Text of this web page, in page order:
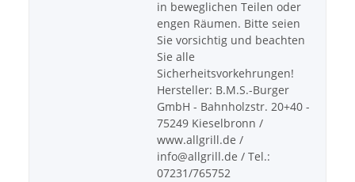
in beweglichen Teilen oder
engen Räumen. Bitte seien
Sie vorsichtig und beachten
Sie alle
Sicherheitsvorkehrungen!
Hersteller: B.M.S.-Burger
GmbH - Bahnholzstr. 20+40 -
75249 Kieselbronn /
www.allgrill.de /
info@allgrill.de / Tel.:
07231/765752